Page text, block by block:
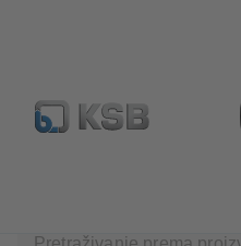
Konfiguriraj proizvod